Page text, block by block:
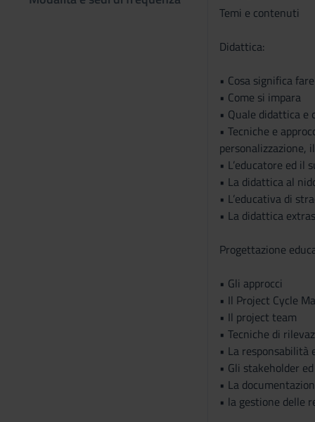
Temi e contenuti
Didattica:
• Cosa significa
• Come si impara
• Quale didattica e
• Tecniche e
personalizzazione,
• L’educatore ed il
• La didattica al
• L’educativa di
• La didattica
Progettazione
• Gli approcci
• Il Project Cycle
• Il project team
• Tecniche di
• La responsabilità
• Gli stakeholder
• La
• la gestione delle